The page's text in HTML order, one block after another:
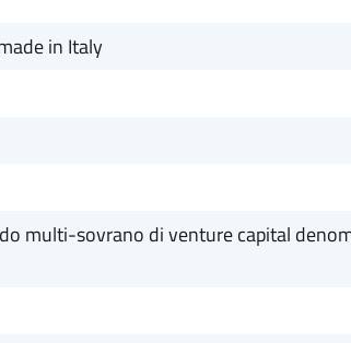
in Italy
multi-sovrano di venture capital